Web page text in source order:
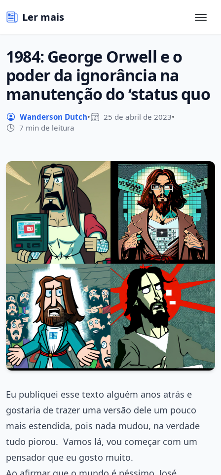
Ler mais
1984: George Orwell e o
poder da ignorância na
manutenção do ‘status quo
Wanderson Dutch• 25 de abril de 2023•
7 min de leitura
Eu publiquei esse texto alguém anos atrás e
gostaria de trazer uma versão dele um pouco
mais estendida, pois nada mudou, na verdade
tudo piorou. Vamos lá, vou começar com um
pensador que eu gosto muito.